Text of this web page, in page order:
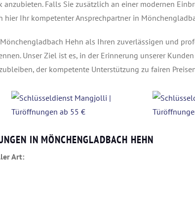
Falls Sie zusätzlich an einer modernen
hier Ihr kompetenter Ansprechpartner in
Hehn als Ihren zuverlässigen und
Unser Ziel ist es, in der Erinnerung unserer
der kompetente Unterstützung zu fairen
IN MÖNCHENGLADBACH HEHN
Art: